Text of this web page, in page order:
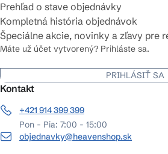
Prehľad o stave objednávky
Kompletná história objednávok
Špeciálne akcie, novinky a zľavy pre
Máte už účet vytvorený? Prihláste sa.
PRIHLÁSIŤ SA
Kontakt
+421 914 399 399
Pon - Pia: 7:00 - 15:00
objednavky@heavenshop.sk